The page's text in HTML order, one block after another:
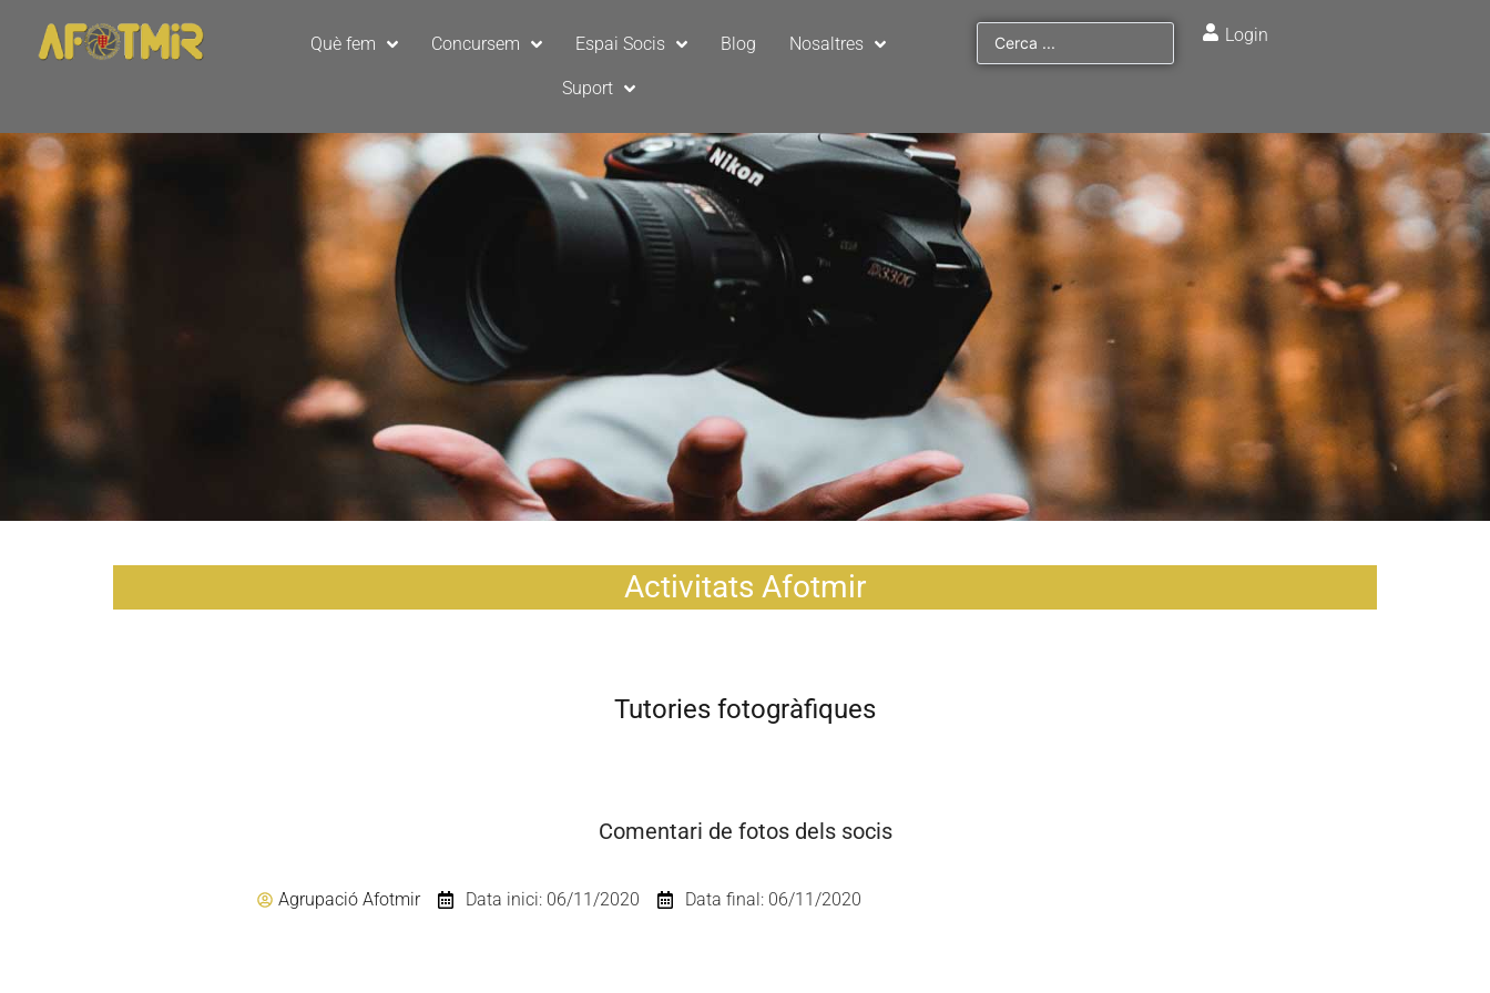
Què fem Concursem Espai Socis Blog Nosaltres
Suport
Login
Activitats Afotmir
Tutories fotogràfiques
Comentari de fotos dels socis
Agrupació Afotmir Data inici: 06/11/2020 Data final: 06/11/2020